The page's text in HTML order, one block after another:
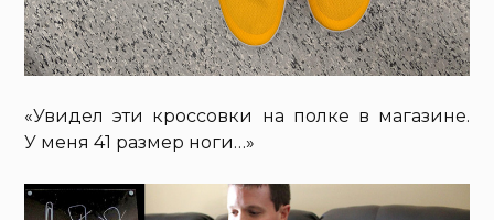
«Увидел эти кроссовки на полке в магазине.
У меня 41 размер ноги…»